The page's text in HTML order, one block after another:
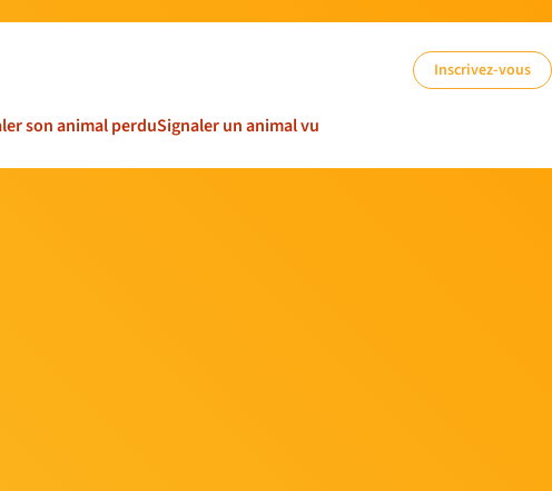
son animal perduSignaler un animal vu
Inscrivez-vous